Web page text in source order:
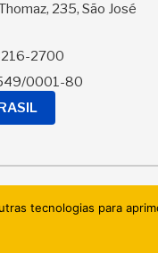
235, São José
2700
0001-80
tecnologias para